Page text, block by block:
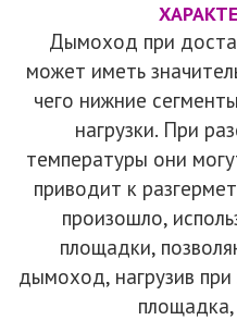
Дымоход при
может иметь
чего нижние
нагрузки. При
температуры они
приводит к
произошло,
площадки,
дымоход, нагрузив при